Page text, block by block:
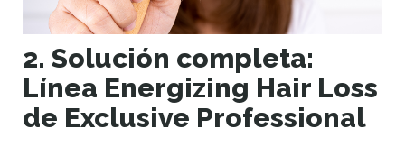
2. Solución completa:
Línea Energizing Hair Loss
de Exclusive Professional